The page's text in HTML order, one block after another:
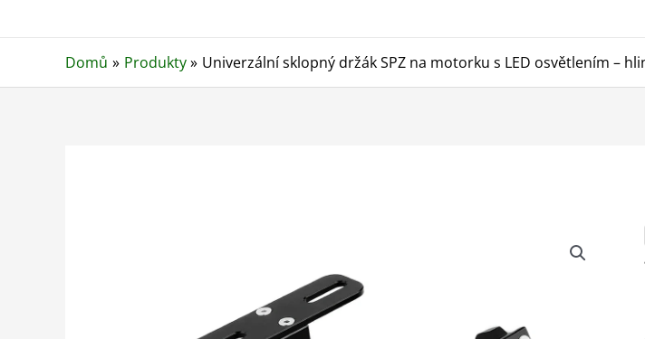
Domů Produkty Univerzální sklopný držák SPZ na motorku s LED osvětlením –